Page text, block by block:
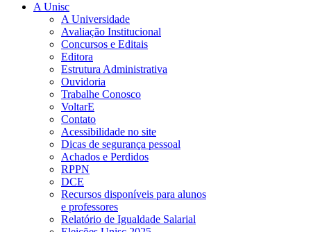
A Unisc
A Universidade
Avaliação Institucional
Concursos e Editais
Editora
Estrutura Administrativa
Ouvidoria
Trabalhe Conosco
VoltarE
Contato
Acessibilidade no site
Dicas de segurança pessoal
Achados e Perdidos
RPPN
DCE
Recursos disponíveis para alunos
e professores
Relatório de Igualdade Salarial